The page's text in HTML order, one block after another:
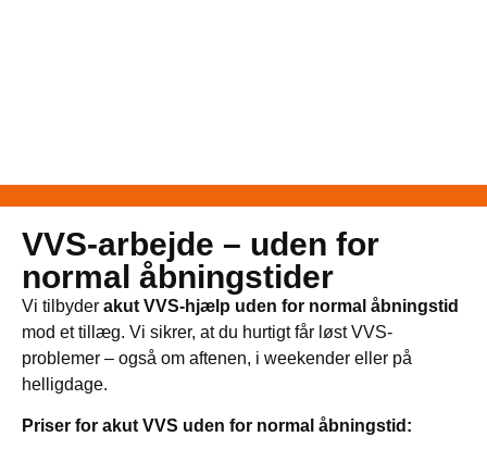
VVS-arbejde – uden for
normal åbningstider
Vi tilbyder akut VVS-hjælp uden for normal åbningstid
mod et tillæg. Vi sikrer, at du hurtigt får løst VVS-
problemer – også om aftenen, i weekender eller på
helligdage.
Priser for akut VVS uden for normal åbningstid: